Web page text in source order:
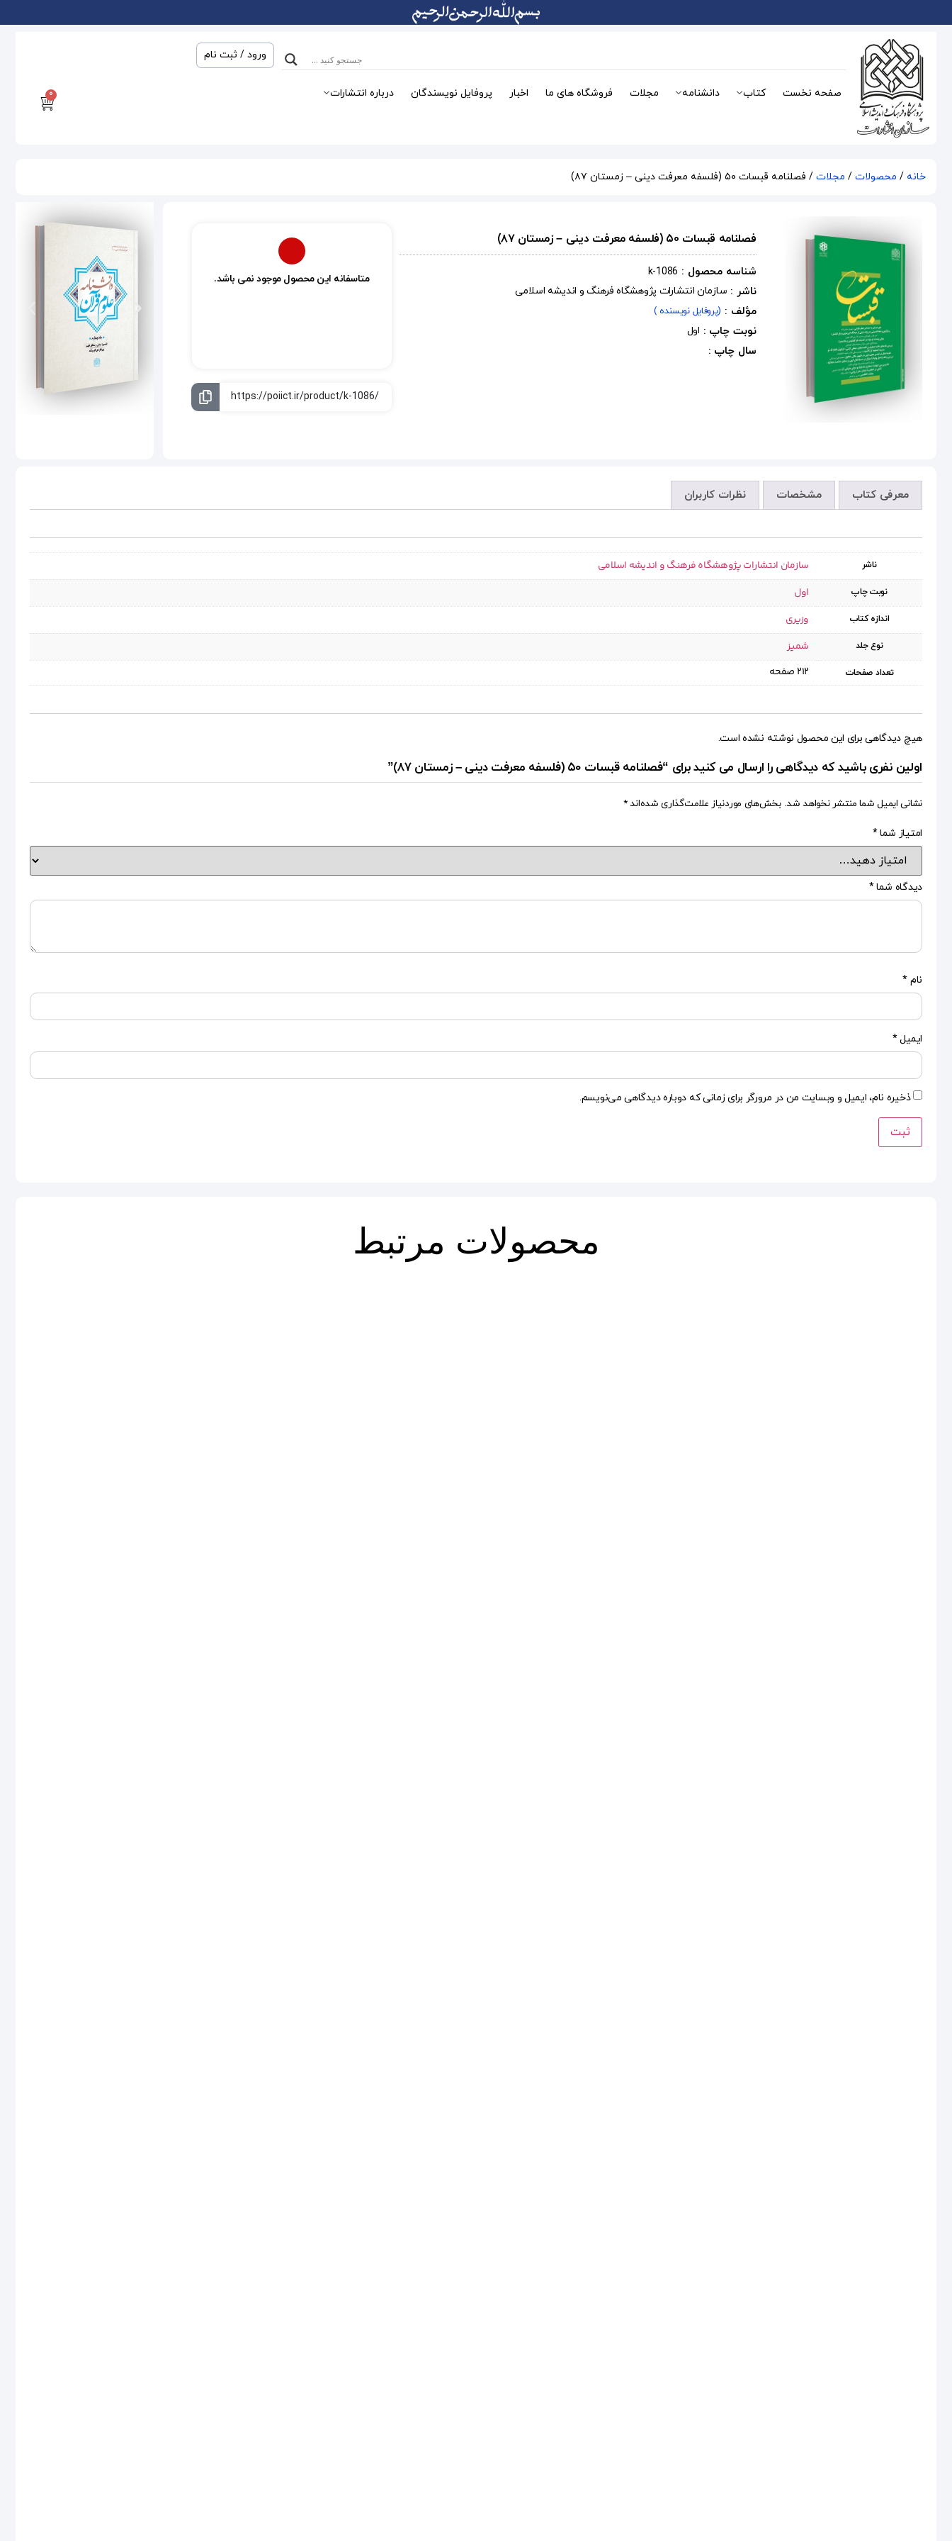
ورود / ثبت نام
صفحه نخست کتاب دانشنامه مجلات فروشگاه های ما اخبار پروفایل نویسندگان درباره انتشارات 0
خانه / محصولات / مجلات / فصلنامه قبسات ۵۰ (فلسفه معرفت دینی – زمستان ۸۷)
فصلنامه قبسات ۵۰ (فلسفه معرفت دینی – زمستان ۸۷)
شناسه محصول : k-1086
ناشر : سازمان انتشارات پژوهشگاه فرهنگ و اندیشه اسلامی
مؤلف : (پروفایل نویسنده )
نوبت چاپ : اول
سال چاپ :
متاسفانه این محصول موجود نمی باشد.
معرفی کتاب مشخصات نظرات کاربران
ناشر سازمان انتشارات پژوهشگاه فرهنگ و اندیشه اسلامی
نوبت چاپ اول
اندازه کتاب وزیری
نوع جلد شمیز
تعداد صفحات ۲۱۲ صفحه
هیچ دیدگاهی برای این محصول نوشته نشده است.
اولین نفری باشید که دیدگاهی را ارسال می کنید برای “فصلنامه قبسات ۵۰ (فلسفه معرفت دینی – زمستان ۸۷)”
نشانی ایمیل شما منتشر نخواهد شد. بخش‌های موردنیاز علامت‌گذاری شده‌اند*
امتیاز شما*
دیدگاه شما*
نام *
ایمیل*
ذخیره نام، ایمیل و وبسایت من در مرورگر برای زمانی که دوباره دیدگاهی می‌نویسم.
محصولات مرتبط